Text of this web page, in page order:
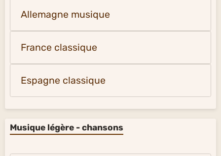
Allemagne musique
France classique
Espagne classique
Musique légère - chansons